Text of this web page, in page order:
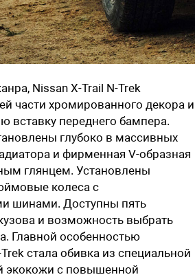
Nissan X-Trail N-Trek
части хромированного декора и
переднего бампера.
глубоко в массивных
и фирменная V-образная
глянцем. Установлены
колеса с
шинами. Доступны пять
и возможность выбрать
Главной особенностью
стала обивка из специальной
экокожи с повышенной